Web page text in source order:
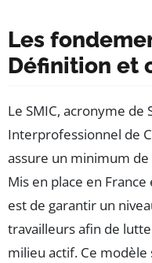
Les
Définition et
Le SMIC, acronyme de
Interprofessionnel de
assure un minimum
Mis en place en
est de garantir un
travailleurs afin de
milieu actif. Ce modèle